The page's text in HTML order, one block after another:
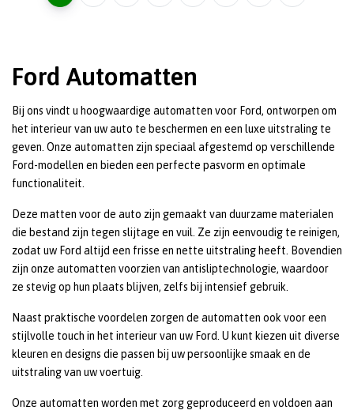
Ford Automatten
Bij ons vindt u hoogwaardige automatten voor Ford, ontworpen om
het interieur van uw auto te beschermen en een luxe uitstraling te
geven. Onze automatten zijn speciaal afgestemd op verschillende
Ford-modellen en bieden een perfecte pasvorm en optimale
functionaliteit.
Deze matten voor de auto zijn gemaakt van duurzame materialen
die bestand zijn tegen slijtage en vuil. Ze zijn eenvoudig te reinigen,
zodat uw Ford altijd een frisse en nette uitstraling heeft. Bovendien
zijn onze automatten voorzien van antisliptechnologie, waardoor
ze stevig op hun plaats blijven, zelfs bij intensief gebruik.
Naast praktische voordelen zorgen de automatten ook voor een
stijlvolle touch in het interieur van uw Ford. U kunt kiezen uit diverse
kleuren en designs die passen bij uw persoonlijke smaak en de
uitstraling van uw voertuig.
Onze automatten worden met zorg geproduceerd en voldoen aan